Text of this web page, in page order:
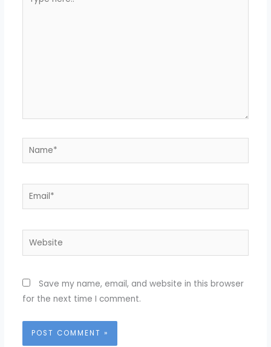
here..
Name*
Email*
Website
Save my name, email, and website in this browser
for the next time I comment.